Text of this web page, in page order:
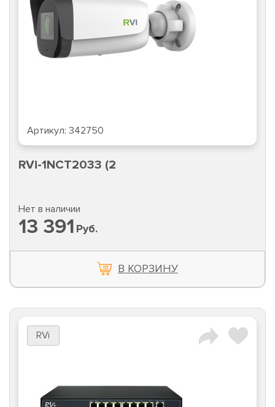
Артикул: 342750
RVi-1NCT2033 (2
Нет в наличии
13 391 Руб.
В КОРЗИНУ
RVi